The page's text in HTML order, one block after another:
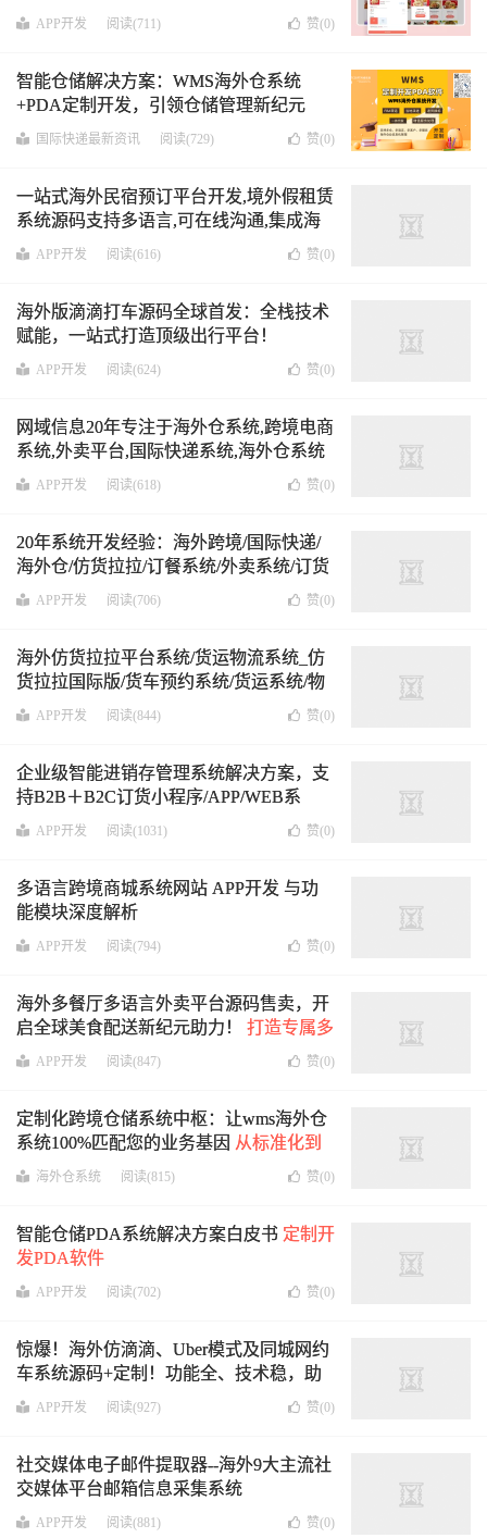
外餐饮APP系统,适合独立品牌单店及连锁
APP开发 阅读(711) 赞(0)
智能仓储解决方案：WMS海外仓系统
+PDA定制开发‌，引领仓储管理新纪元
国际快递最新资讯 阅读(729) 赞(0)
一站式海外民宿预订平台开发,境外假租赁
系统源码支持多语言,可在线沟通,集成海
外支付,谷歌地图,社交平台登录
可二开 可
APP开发 阅读(616) 赞(0)
海外版滴滴打车源码全球首发：全栈技术
赋能，一站式打造顶级出行平台！
APP开发 阅读(624) 赞(0)
网域信息20年专注于海外仓系统,跨境电商
系统,外卖平台,国际快递系统,海外仓系统
等各种APP/小程序/系统平台等定制开发
APP开发 阅读(618) 赞(0)
20年系统开发经验：海外跨境/国际快递/
海外仓/仿货拉拉/订餐系统/外卖系统/订货
进销存系统等多种系统的全开源源码或二
次定制开发样样俱全
APP开发 阅读(706) 赞(0)
海外仿货拉拉平台系统/货运物流系统_仿
货拉拉国际版/货车预约系统/货运系统/物
流运输系统/货车预定系统/找车找货
APP开发 阅读(844) 赞(0)
企业级智能进销存管理系统解决方案，支
持B2B＋B2C订货小程序/APP/WEB系
统，适用于海内外多个行业
APP开发 阅读(1031) 赞(0)
多语言跨境商城系统网站 APP开发 与功
能模块深度解析
APP开发 阅读(794) 赞(0)
海外多餐厅多语言外卖平台源码售卖，开
启全球美食配送新纪元助力！ 打造专属多
餐厅多语言海外外卖帝国
APP开发 阅读(847) 赞(0)
定制化跨境仓储系统中枢：让wms海外仓
系统100%匹配您的业务基因 从标准化到
基因化定制的跨境实践
海外仓系统 阅读(815) 赞(0)
智能仓储PDA系统解决方案白皮书 定制开
发PDA软件
APP开发 阅读(702) 赞(0)
惊爆！海外仿滴滴、Uber模式及同城网约
车系统源码+定制！功能全、技术稳，助
您速搭高效平台，掘金出行新商机，速咨
APP开发 阅读(927) 赞(0)
社交媒体电子邮件提取器--海外9大主流社
交媒体平台邮箱信息采集系统
APP开发 阅读(881) 赞(0)